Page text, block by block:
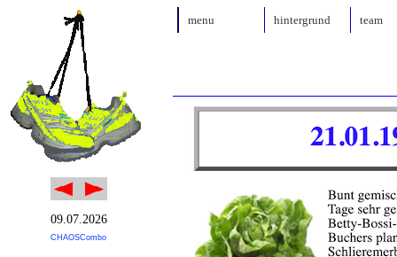
09.07.2026
CHAOSCombo
menu hintergrund team